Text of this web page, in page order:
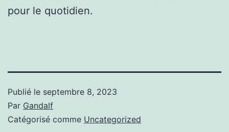
pour le quotidien.
Publié le septembre 8, 2023
Par Gandalf
Catégorisé comme Uncategorized